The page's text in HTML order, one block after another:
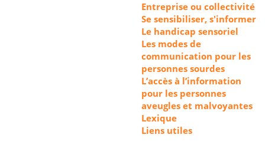
Entreprise ou collectivité
Se sensibiliser, s'informer
Le handicap sensoriel
Les modes de
communication pour les
personnes sourdes
L’accès à l’information
pour les personnes
aveugles et malvoyantes
Lexique
Liens utiles